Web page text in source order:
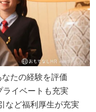
たの経験を評価
イベートも充実
など福利厚生が充実